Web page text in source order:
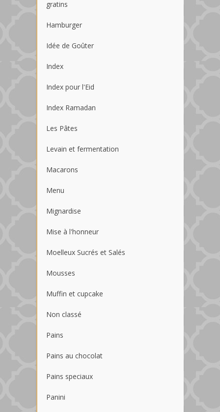
gratins
Hamburger
Idée de Goûter
Index
Index pour l'Eid
Index Ramadan
Les Pâtes
Levain et fermentation
Macarons
Menu
Mignardise
Mise à l'honneur
Moelleux Sucrés et Salés
Mousses
Muffin et cupcake
Non classé
Pains
Pains au chocolat
Pains speciaux
Panini